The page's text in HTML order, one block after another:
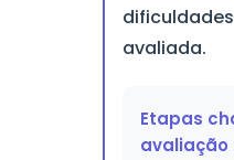
avaliada.
Etapas
avaliação